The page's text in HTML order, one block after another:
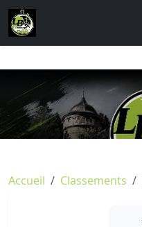
Accueil Classements